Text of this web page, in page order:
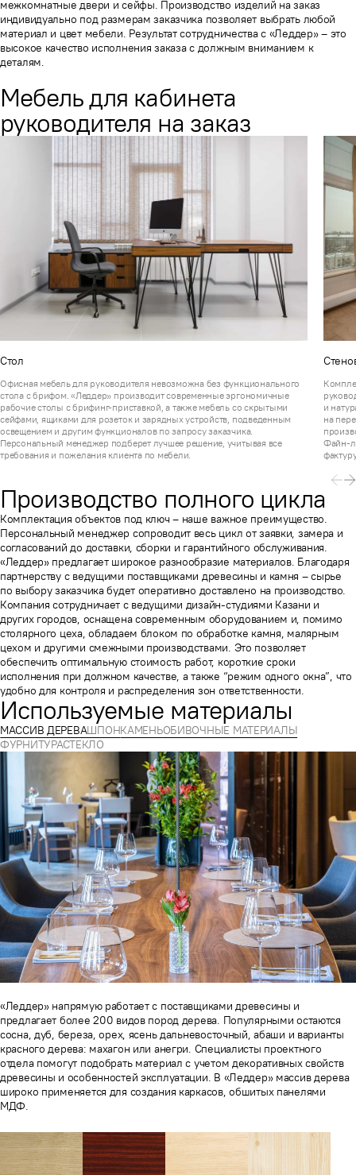
межкомнатные двери и сейфы. Производство изделий на заказ
индивидуально под размерам заказчика позволяет выбрать любой
материал и цвет мебели. Результат сотрудничества с «Леддер» – это
высокое качество исполнения заказа с должным вниманием к
деталям.
Мебель для кабинета
руководителя на заказ
Стол
Офисная мебель для руководителя невозможна без функционального
стола с брифом. «Леддер» производит современные эргономичные
рабочие столы с брифинг-приставкой, а также мебель со скрытыми
сейфами, ящиками для розеток и зарядных устройств, подведенным
освещением и другим функционалов по запросу заказчика.
Персональный менеджер подберет лучшее решение, учитывая все
требования и пожелания клиента по мебели.
и
на
Файн-
Производство полного цикла
Комплектация объектов под ключ – наше важное преимущество.
Персональный менеджер сопроводит весь цикл от заявки, замера и
согласований до доставки, сборки и гарантийного обслуживания.
«Леддер» предлагает широкое разнообразие материалов. Благодаря
партнерству с ведущими поставщиками древесины и камня – сырье
по выбору заказчика будет оперативно доставлено на производство.
Компания сотрудничает с ведущими дизайн-студиями Казани и
других городов, оснащена современным оборудованием и, помимо
столярного цеха, обладаем блоком по обработке камня, малярным
цехом и другими смежными производствами. Это позволяет
обеспечить оптимальную стоимость работ, короткие сроки
исполнения при должном качестве, а также “режим одного окна”, что
удобно для контроля и распределения зон ответственности.
Используемые материалы
МАССИВ ДЕРЕВАШПОНКАМЕНЬОБИВОЧНЫЕ МАТЕРИАЛЫ
ФУРНИТУРАСТЕКЛО
«Леддер» напрямую работает с поставщиками древесины и
предлагает более 200 видов пород дерева. Популярными остаются
сосна, дуб, береза, орех, ясень дальневосточный, абаши и варианты
красного дерева: махагон или анегри. Специалисты проектного
отдела помогут подобрать материал с учетом декоративных свойств
древесины и особенностей эксплуатации. В «Леддер» массив дерева
широко применяется для создания каркасов, обшитых панелями
МДФ.